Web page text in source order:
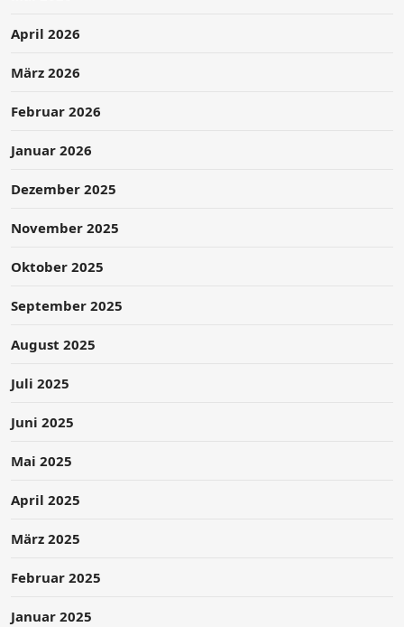
April 2026
März 2026
Februar 2026
Januar 2026
Dezember 2025
November 2025
Oktober 2025
September 2025
August 2025
Juli 2025
Juni 2025
Mai 2025
April 2025
März 2025
Februar 2025
Januar 2025